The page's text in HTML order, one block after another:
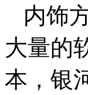
内饰
大量的
本，银